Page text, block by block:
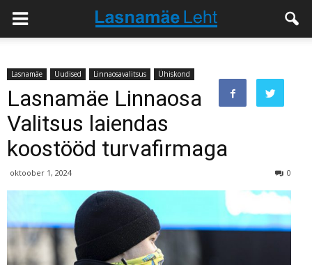
Lasnamäe Uudised Linnaosavalitsus Ühiskond
Lasnamäe Linnaosa
Valitsus laiendas
koostööd turvafirmaga
oktoober 1, 2024 0